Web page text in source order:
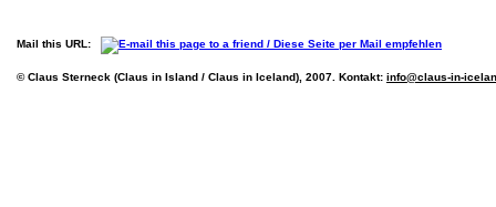
Mail this URL:
© Claus Sterneck (Claus in Island / Claus in Iceland), 2007. Kontakt: info@claus-in-